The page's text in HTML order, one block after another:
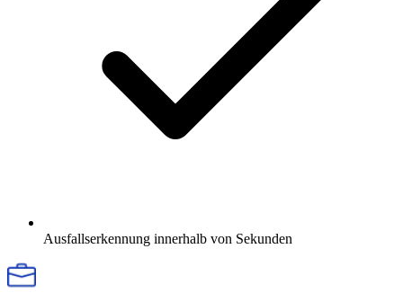
Ausfallserkennung innerhalb von Sekunden